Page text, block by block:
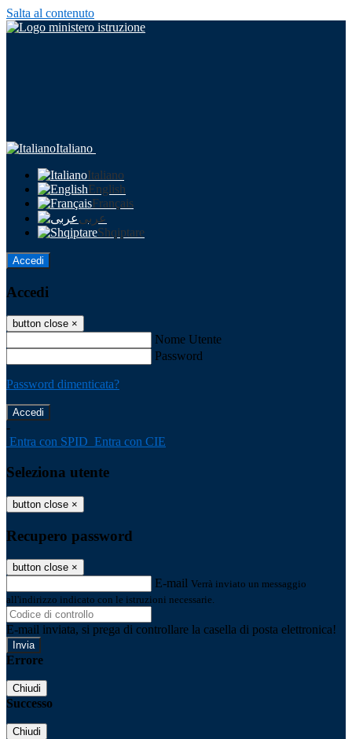
Salta al contenuto
Italiano
Italiano
English
Français
عربى
Shqiptare
Accedi
Accedi
button close ×
Nome Utente
Password
Password dimenticata?
-
Entra con SPID Entra con CIE
Seleziona utente
button close ×
Recupero password
button close ×
E-mail Verrà inviato un messaggio
all'indirizzo indicato con le istruzioni necessarie.
E-mail inviata, si prega di controllare la casella di posta elettronica!
Errore
Chiudi
Successo
Chiudi